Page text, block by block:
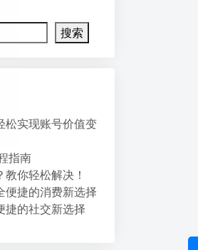
搜索
松实现账号价值变
指南
你轻松解决！
便捷的消费新选择
捷的社交新选择